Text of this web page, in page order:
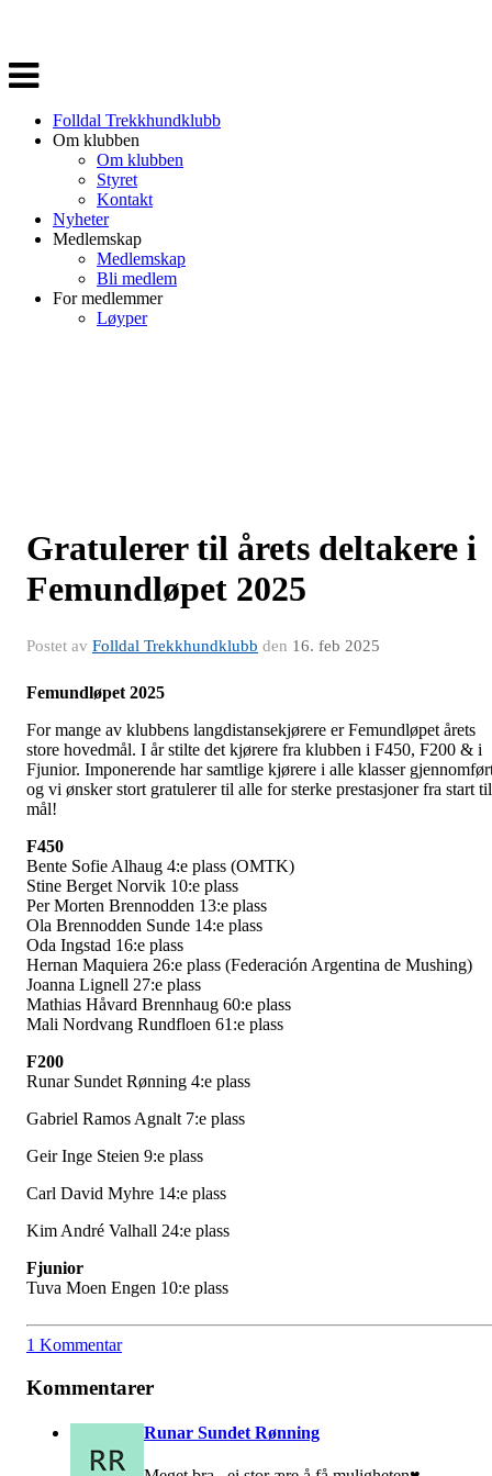
Veksle
navigasjon
Folldal Trekkhundklubb
Om klubben
Om klubben
Styret
Kontakt
Nyheter
Medlemskap
Medlemskap
Bli medlem
For medlemmer
Løyper
Gratulerer til årets deltakere i
Femundløpet 2025
Postet av Folldal Trekkhundklubb den 16. feb 2025
Femundløpet 2025
For mange av klubbens langdistansekjørere er Femundløpet årets
store hovedmål. I år stilte det kjørere fra klubben i F450, F200 & i
Fjunior. Imponerende har samtlige kjørere i alle klasser
og vi ønsker stort gratulerer til alle for sterke prestasjoner fra start til
mål!
F450
Bente Sofie Alhaug 4:e plass (OMTK)
Stine Berget Norvik 10:e plass
Per Morten Brennodden 13:e plass
Ola Brennodden Sunde 14:e plass
Oda Ingstad 16:e plass
Hernan Maquiera 26:e plass (Federación Argentina de Mushing)
Joanna Lignell 27:e plass
Mathias Håvard Brennhaug 60:e plass
Mali Nordvang Rundfloen 61:e plass
F200
Runar Sundet Rønning 4:e plass
Gabriel Ramos Agnalt 7:e plass
Geir Inge Steien 9:e plass
Carl David Myhre 14:e plass
Kim André Valhall 24:e plass
Fjunior
Tuva Moen Engen 10:e plass
1 Kommentar
Kommentarer
Runar Sundet Rønning